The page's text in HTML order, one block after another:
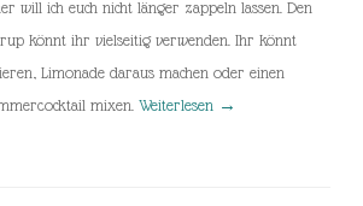
will ich euch nicht länger zappeln lassen. Den
könnt ihr vielseitig verwenden. Ihr könnt
Limonade daraus machen oder einen
mixen. Weiterlesen →